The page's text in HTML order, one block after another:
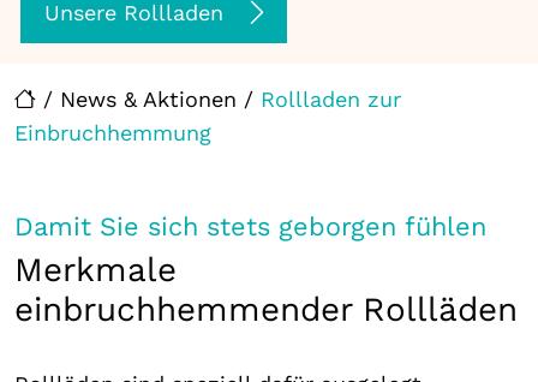
/ News & Aktionen / Rollladen zur
Einbruchhemmung
Unsere Rollladen
Damit Sie sich stets geborgen fühlen
Merkmale
einbruchhemmender Rollläden